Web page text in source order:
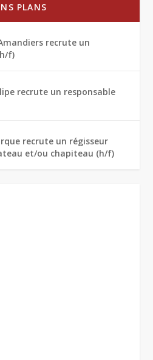
PLANS
recrute un
f)
recrute un responsable
recrute un régisseur
et/ou chapiteau (h/f)